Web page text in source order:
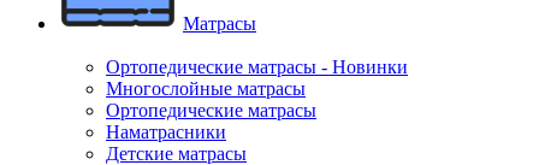
Матрасы
Ортопедические матрасы - Новинки
Многослойные матрасы
Ортопедические матрасы
Наматрасники
Детские матрасы